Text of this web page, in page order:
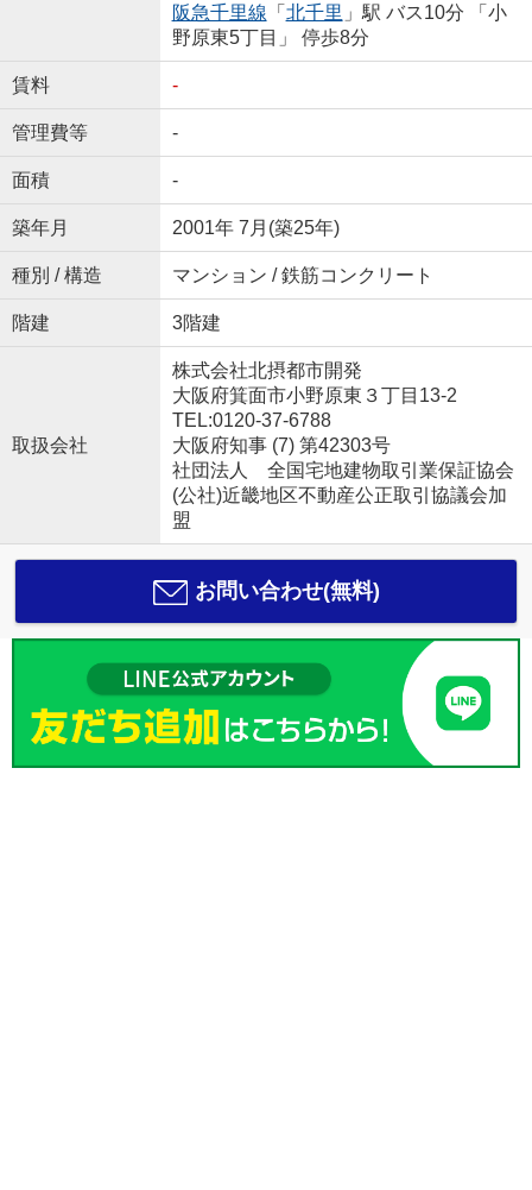
阪急千里線 「 北千里 」駅 バス10分 「小
野原東5丁目」 停歩8分
賃料 -
管理費等 -
面積 -
築年月 2001年 7月(築25年)
種別 / 構造 マンション / 鉄筋コンクリート
階建 3階建
取扱会社
株式会社北摂都市開発
大阪府箕面市小野原東３丁目13-2
TEL:0120-37-6788
大阪府知事 (7) 第42303号
社団法人 全国宅地建物取引業保証協会
(公社)近畿地区不動産公正取引協議会加
盟
お問い合わせ(無料)